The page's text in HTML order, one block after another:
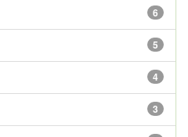
6
5
4
3